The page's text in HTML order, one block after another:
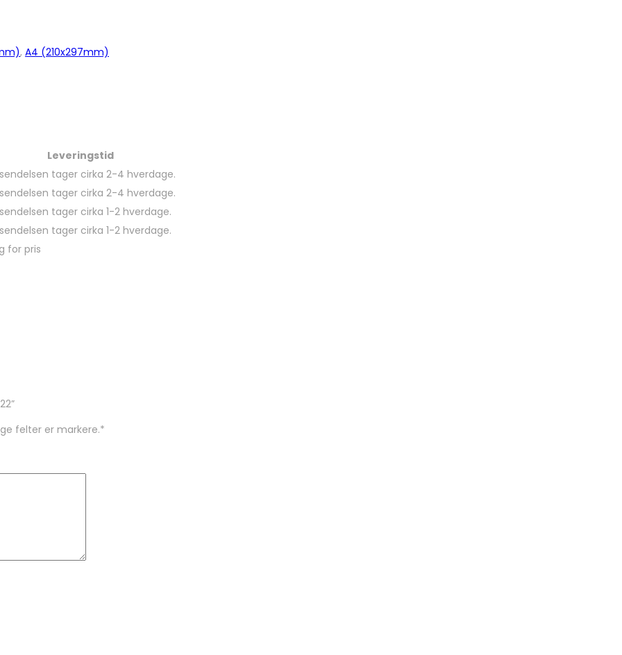
, A4 (210x297mm)
Leveringstid
tager cirka 2-4 hverdage.
tager cirka 2-4 hverdage.
tager cirka 1-2 hverdage.
tager cirka 1-2 hverdage.
for pris
felter er markere.*